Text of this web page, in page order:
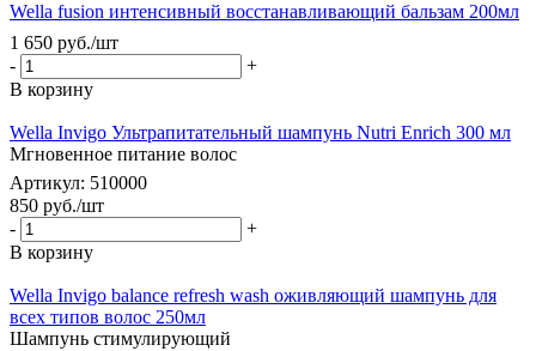
Wella fusion интенсивный восстанавливающий бальзам 200мл
1 650 руб./шт
-
+
В корзину
Wella Invigo Ультрапитательный шампунь Nutri Enrich 300 мл
Мгновенное питание волос
Артикул: 510000
850 руб./шт
-
+
В корзину
Wella Invigo balance refresh wash оживляющий шампунь для
всех типов волос 250мл
Шампунь стимулирующий